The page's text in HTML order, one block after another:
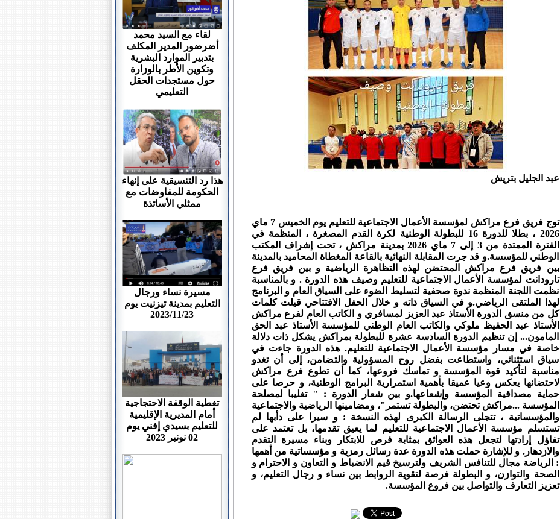
لقاء مع السيد محمد
أضرضور المدير المكلف
بتدبير الموارد البشرية
وتكوين الأطر بالوزارة
حول مستجدات الحقل
التعليمي
هذا رد التنسيقية على إنهاء
الحكومة للمفاوضات مع
ممثلي الأساتذة
مسيرة نساء ورجال
التعليم بمدينة تيزنيت يوم
2023/11/23
تغطية الوقفة الاحتجاجية
أمام المديرية الإقليمية
للتعليم بسيدي إفني يوم
02 نونبر 2023
عبد الجليل بتريش
توج فريق فرع مراكش لمؤسسة الأعمال الاجتماعية للتعليم يوم الخميس 7 ماي
2026 ، بطلا للدورة 16 للبطولة الوطنية لكرة القدم المصغرة ، المنظمة في
الفترة الممتدة من 3 إلى 7 ماي 2026 بمدينة مراكش ، تحت إشراف المكتب
الوطني للمؤسسة.و قد جرت المقابلة النهائية بالقاعة المغطاة المحاميد بالمدينة
بين فريق فرع مراكش المحتضن لهذه التظاهرة الرياضية و بين فريق فرع
تارودانت لمؤسسة الأعمال الاجتماعية للتعليم وصيف هذه الدورة . و بالمناسبة
نظمت اللجنة المنظمة ندوة صحفية لتسليط الضوء على السياق العام و البرنامج
لهذا الملتقى الرياضي.و في السياق ذاته و خلال الحفل الافتتاحي قيلت كلمات
كل من منسق الدورة الأستاذ عبد العزيز لمسافري و الكاتب العام لفرع مراكش
الأستاذ عبد الحفيظ ملوكي والكاتب العام الوطني للمؤسسة الأستاذ عبد الحق
المامون... إن تنظيم الدورة السادسة عشرة للبطولة بمراكش يشكل ذات دلالة
خاصة في مسار مؤسسة الأعمال الاجتماعية للتعليم. هذه الدورة جاءت في
سياق استثنائي، واستطاعت بفضل روح المسؤولية والتضامن، إلى أن تغدو
مناسبة لتأكيد قوة المؤسسة و تماسك فروعها، كما أن تطوع فرع مراكش
لاحتضانها يعكس وعيا عميقا بأهمية استمرارية البرامج الوطنية، و حرصا على
حماية مصداقية المؤسسة وإشعاعها.و بين شعار الدورة : " تغليبا لمصلحة
المؤسسة ...مراكش تحتضن، والبطولة تستمر"، ومضامينها الرياضية والاجتماعية
والمؤسساتية ، تتجلى الرسالة الكبرى لهذه النسخة : و سيرا على دأبها لم
تستسلم مؤسسة الأعمال الاجتماعية للتعليم لما يعيق تقدمها، بل تعتمد على
تفاؤل إرادتها لتجعل هذه العوائق بمثابة فرص للابتكار وبناء مسيرة التقدم
والازدهار. و للإشارة حملت هذه الدورة عدة رسائل رمزية و مؤسساتية من أهمها
: الرياضة مجال للتنافس الشريف ولترسيخ قيم الانضباط و التعاون و الاحترام و
الصحة والتوازن، و البطولة فرصة لتقوية الروابط بين نساء و رجال التعليم، و
تعزيز التعارف والتواصل بين فروع المؤسسة.